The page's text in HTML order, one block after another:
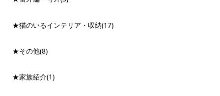
★猫のいるインテリア・収納(17)
★その他(8)
★家族紹介(1)